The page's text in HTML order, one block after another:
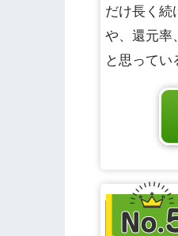
だけ長く続
や、還元率
と思ってい
第5位